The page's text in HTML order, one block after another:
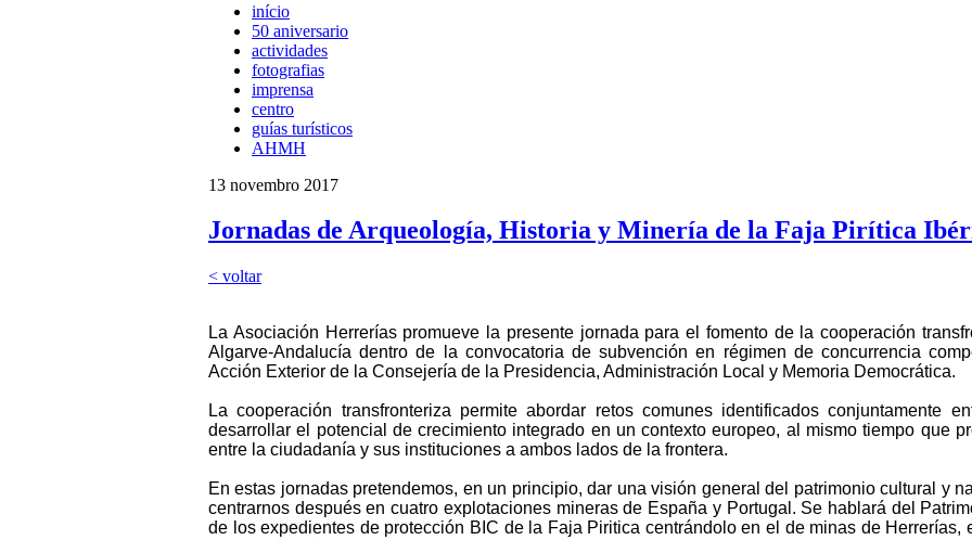
início
50 aniversario
actividades
fotografias
imprensa
centro
guías turísticos
AHMH
13 novembro 2017
Jornadas de Arqueología, Historia y Minería de la Faja Pirítica
< voltar
La Asociación Herrerías promueve la presente jornada para el fomento de la cooperación
Algarve-Andalucía dentro de la convocatoria de subvención en régimen de concurrencia
Acción Exterior de la Consejería de la Presidencia, Administración Local y Memoria Democrática.
La cooperación transfronteriza permite abordar retos comunes identificados conjuntamente
desarrollar el potencial de crecimiento integrado en un contexto europeo, al mismo tiempo que
entre la ciudadanía y sus instituciones a ambos lados de la frontera.
En estas jornadas pretendemos, en un principio, dar una visión general del patrimonio cultural y
centrarnos después en cuatro explotaciones mineras de España y Portugal. Se hablará del
de los expedientes de protección BIC de la Faja Piritica centrándolo en el de minas de